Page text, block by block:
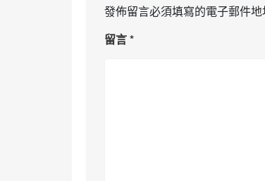
發佈留言必須填寫的電子郵件地
留言*